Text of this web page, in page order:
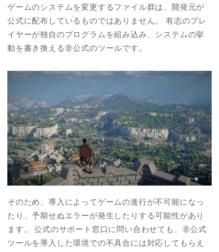
ゲームのシステムを変更するファイル群は、開発元が
公式に配布しているものではありません。 有志のプレ
イヤーが独自のプログラムを組み込み、システムの挙
動を書き換える非公式のツールです。
そのため、導入によってゲームの進行が不可能になっ
たり、予期せぬエラーが発生したりする可能性があり
ます。 公式のサポート窓口に問い合わせても、非公式
ツールを導入した環境での不具合には対応してもらえ